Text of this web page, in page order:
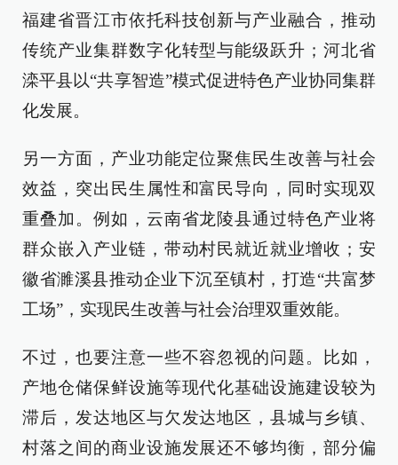
福建省晋江市依托科技创新与产业融合，推动
传统产业集群数字化转型与能级跃升；河北省
滦平县以“共享智造”模式促进特色产业协同集群
化发展。
另一方面，产业功能定位聚焦民生改善与社会
效益，突出民生属性和富民导向，同时实现双
重叠加。例如，云南省龙陵县通过特色产业将
群众嵌入产业链，带动村民就近就业增收；安
徽省濉溪县推动企业下沉至镇村，打造“共富梦
工场”，实现民生改善与社会治理双重效能。
不过，也要注意一些不容忽视的问题。比如，
产地仓储保鲜设施等现代化基础设施建设较为
滞后，发达地区与欠发达地区，县城与乡镇、
村落之间的商业设施发展还不够均衡，部分偏